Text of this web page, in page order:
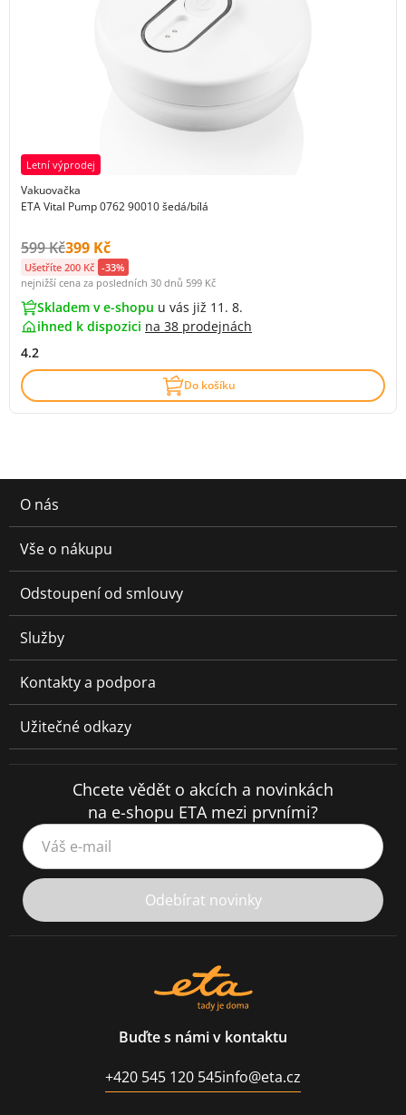
Letní výprodej
Vakuovačka
ETA Vital Pump 0762 90010 šedá/bílá
Původní cena s DPH:
599 KčCena s DPH:
399 Kč
Ušetříte 200 Kč -33%
nejnižší cena za posledních 30 dnů 599 Kč
Skladem v e-shopu u vás již 11. 8.
ihned k dispozici na 38 prodejnách
4.2
Do košíku
O nás
Vše o nákupu
Odstoupení od smlouvy
Služby
Kontakty a podpora
Užitečné odkazy
Chcete vědět o akcích a novinkách
na e-shopu ETA mezi prvními?
Váš e-mail
Odebírat novinky
Buďte s námi v kontaktu
+420 545 120 545info@eta.cz